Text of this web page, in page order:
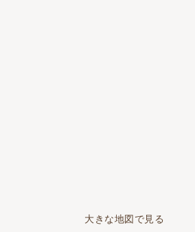
大きな地図で見る